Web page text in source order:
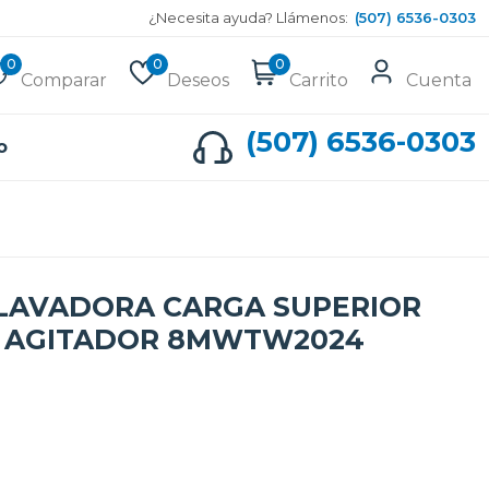
¿Necesita ayuda? Llámenos: (507) 6536-0303
0
Comparar
0
Deseos
0
Carrito Cuenta
(507) 6536-0303
CARGA SUPERIOR
AGITADOR 8MWTW2024